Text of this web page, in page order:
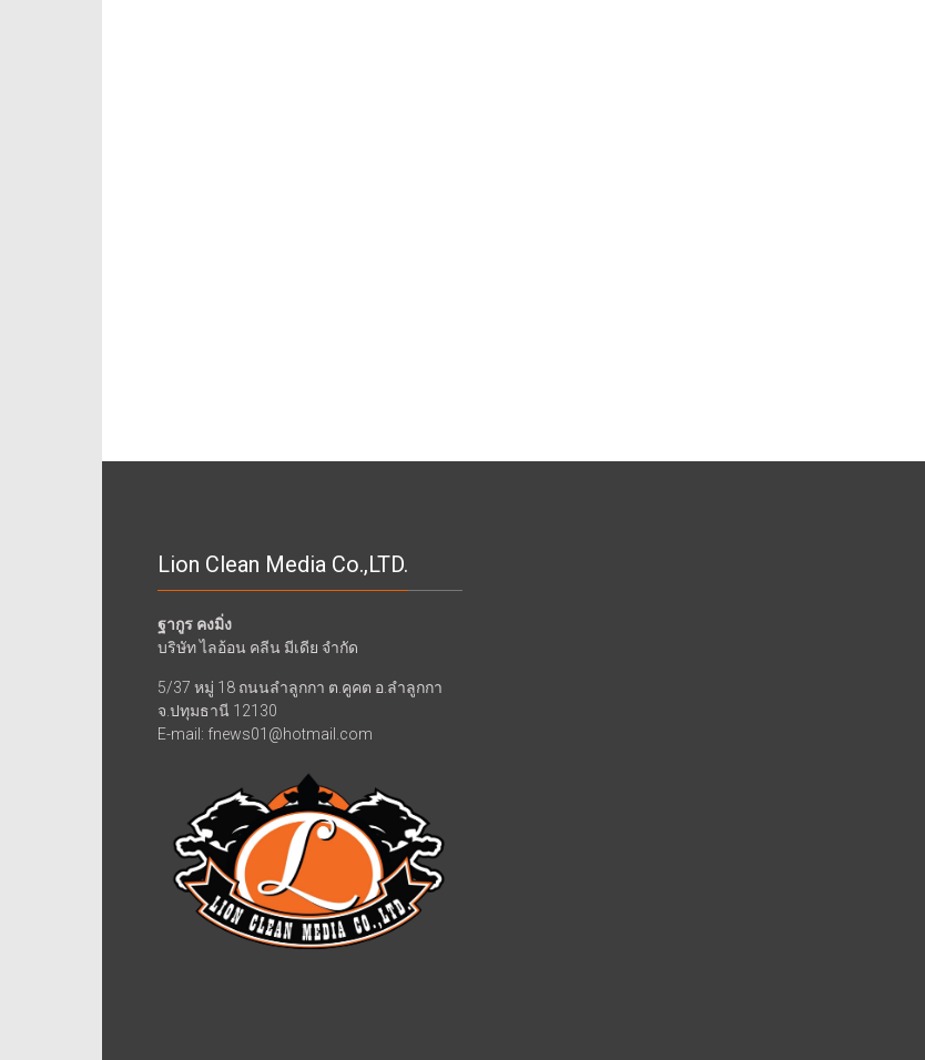
Lion Clean Media Co.,LTD.
ฐากูร คงมิ่ง
บริษัท ไลอ้อน คลีน มีเดีย จำกัด
5/37 หมู่ 18 ถนนลำลูกกา ต.คูคต อ.ลำลูกกา
จ.ปทุมธานี 12130
E-mail: fnews01@hotmail.com